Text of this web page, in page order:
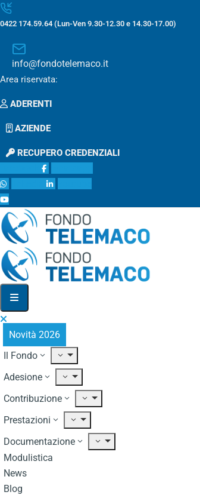
0422 174.59.64 (Lun-Ven 9.30-12.30 e 14.30-17.00)
info@fondotelemaco.it
Area riservata:
ADERENTI
AZIENDE
RECUPERO CREDENZIALI
Novità 2026
Il Fondo
Adesione
Contribuzione
Prestazioni
Documentazione
Modulistica
News
Blog